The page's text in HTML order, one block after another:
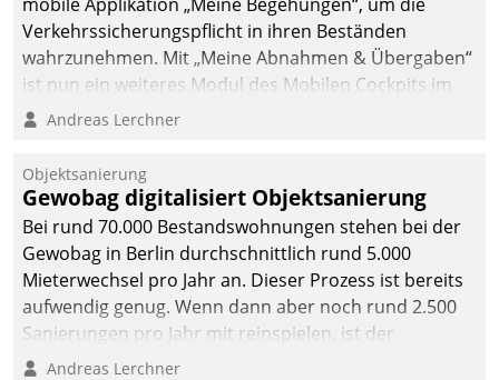
Verkehrssicherungspflicht in ihren Beständen
wahrzunehmen. Mit „Meine Abnahmen & Übergaben“
ist nun ein weiteres Modul des Mobilen Cockpits im
Einsatz.
Andreas Lerchner
Objektsanierung
Gewobag digitalisiert Objektsanierung
Bei rund 70.000 Bestandswohnungen stehen bei der
Gewobag in Berlin durchschnittlich rund 5.000
Mieterwechsel pro Jahr an. Dieser Prozess ist bereits
aufwendig genug. Wenn dann aber noch rund 2.500
Sanierungen pro Jahr mit reinspielen, ist der
Betreuungs- und Organisationsaufwand immens. Im
Andreas Lerchner